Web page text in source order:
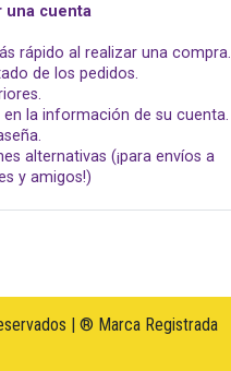
una cuenta
rápido al realizar una compra.
de los pedidos.
en la información de su cuenta.
alternativas (¡para envíos a
y amigos!)
| ® Marca Registrada